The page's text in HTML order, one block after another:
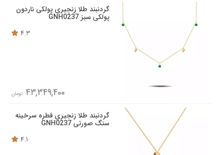
گردنبند طلا زنجیری پولکی ناردون
پولکی سبز GNH0237
4.3
43,349,400 تومان
گردنبند طلا زنجیری قطره سرخینه
سنگ صورتی GNH0237
4.1